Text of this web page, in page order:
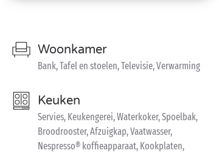
Woonkamer
Bank, Tafel en stoelen, Televisie, Verwarming
Keuken
Servies, Keukengerei, Waterkoker, Spoelbak,
Broodrooster, Afzuigkap, Vaatwasser,
Nespresso® koffieapparaat, Kookplaten,